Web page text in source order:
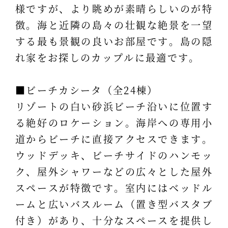
様ですが、より眺めが素晴らしいのが特
徴。海と近隣の島々の壮観な絶景を一望
する最も景観の良いお部屋です。島の隠
れ家をお探しのカップルに最適です。
■ビーチカシータ（全24棟）
リゾートの白い砂浜ビーチ沿いに位置す
る絶好のロケーション。海岸への専用小
道からビーチに直接アクセスできます。
ウッドデッキ、ビーチサイドのハンモッ
ク、屋外シャワーなどの広々とした屋外
スペースが特徴です。室内にはベッドル
ームと広いバスルーム（置き型バスタブ
付き）があり、十分なスペースを提供し